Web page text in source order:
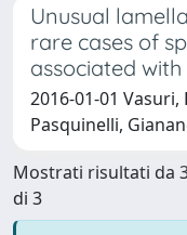
Unusual
rare cases of
associated
2016-01-01
Pasquinelli,
Mostrati risultati da
di 3